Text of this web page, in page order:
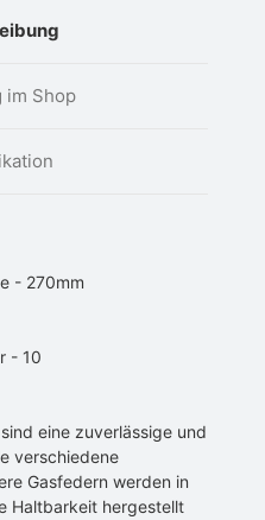
im Shop
- 270mm
- 10
eine zuverlässige und
verschiedene
Gasfedern werden in
Haltbarkeit hergestellt